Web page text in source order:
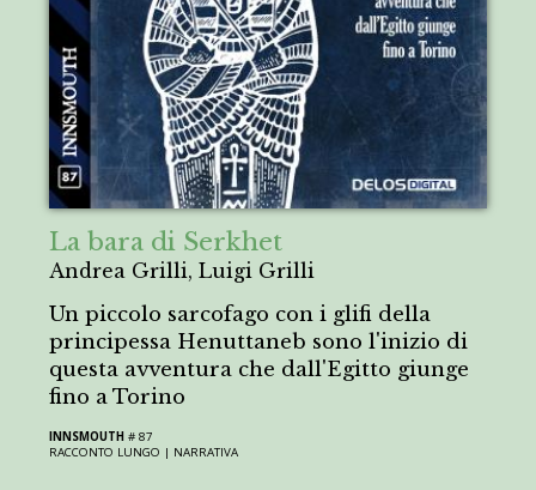
La bara di Serkhet
Andrea Grilli, Luigi Grilli
Un piccolo sarcofago con i glifi della
principessa Henuttaneb sono l'inizio di
questa avventura che dall'Egitto giunge
fino a Torino
INNSMOUTH # 87
RACCONTO LUNGO | NARRATIVA